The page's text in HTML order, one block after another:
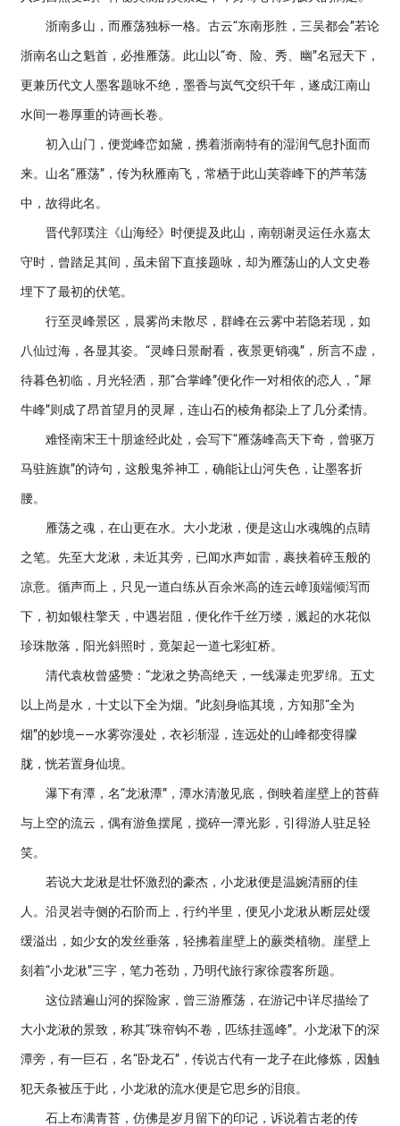
浙南多山，而雁荡独标一格。古云“东南形胜，三吴都会”若论
浙南名山之魁首，必推雁荡。此山以“奇、险、秀、幽”名冠天下，
更兼历代文人墨客题咏不绝，墨香与岚气交织千年，遂成江南山
水间一卷厚重的诗画长卷。
初入山门，便觉峰峦如黛，携着浙南特有的湿润气息扑面而
来。山名“雁荡”，传为秋雁南飞，常栖于此山芙蓉峰下的芦苇荡
中，故得此名。
晋代郭璞注《山海经》时便提及此山，南朝谢灵运任永嘉太
守时，曾踏足其间，虽未留下直接题咏，却为雁荡山的人文史卷
埋下了最初的伏笔。
行至灵峰景区，晨雾尚未散尽，群峰在云雾中若隐若现，如
八仙过海，各显其姿。“灵峰日景耐看，夜景更销魂”，所言不虚，
待暮色初临，月光轻洒，那“合掌峰”便化作一对相依的恋人，“犀
牛峰”则成了昂首望月的灵犀，连山石的棱角都染上了几分柔情。
难怪南宋王十朋途经此处，会写下“雁荡峰高天下奇，曾驱万
马驻旌旗”的诗句，这般鬼斧神工，确能让山河失色，让墨客折
腰。
雁荡之魂，在山更在水。大小龙湫，便是这山水魂魄的点睛
之笔。先至大龙湫，未近其旁，已闻水声如雷，裹挟着碎玉般的
凉意。循声而上，只见一道白练从百余米高的连云嶂顶端倾泻而
下，初如银柱擎天，中遇岩阻，便化作千丝万缕，溅起的水花似
珍珠散落，阳光斜照时，竟架起一道七彩虹桥。
清代袁枚曾盛赞：“龙湫之势高绝天，一线瀑走兜罗绵。五丈
以上尚是水，十丈以下全为烟。”此刻身临其境，方知那“全为
烟”的妙境——水雾弥漫处，衣衫渐湿，连远处的山峰都变得朦
胧，恍若置身仙境。
瀑下有潭，名“龙湫潭”，潭水清澈见底，倒映着崖壁上的苔藓
与上空的流云，偶有游鱼摆尾，搅碎一潭光影，引得游人驻足轻
笑。
若说大龙湫是壮怀激烈的豪杰，小龙湫便是温婉清丽的佳
人。沿灵岩寺侧的石阶而上，行约半里，便见小龙湫从断层处缓
缓溢出，如少女的发丝垂落，轻拂着崖壁上的蕨类植物。崖壁上
刻着“小龙湫”三字，笔力苍劲，乃明代旅行家徐霞客所题。
这位踏遍山河的探险家，曾三游雁荡，在游记中详尽描绘了
大小龙湫的景致，称其“珠帘钩不卷，匹练挂遥峰”。小龙湫下的深
潭旁，有一巨石，名“卧龙石”，传说古代有一龙子在此修炼，因触
犯天条被压于此，小龙湫的流水便是它思乡的泪痕。
石上布满青苔，仿佛是岁月留下的印记，诉说着古老的传